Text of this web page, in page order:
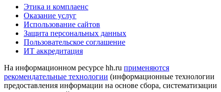
Этика и комплаенс
Оказание услуг
Использование сайтов
Защита персональных данных
Пользовательское соглашение
ИТ аккредитация
На информационном ресурсе hh.ru применяются
рекомендательные технологии (информационные технологии
предоставления информации на основе сбора, систематизации